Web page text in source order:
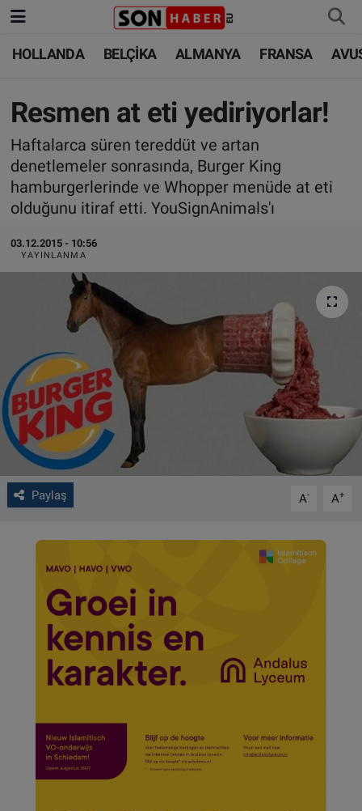
HOLLANDA BELÇİKA ALMANYA FRANSA
Resmen at eti yediriyorlar!
Haftalarca süren tereddüt ve artan
denetlemeler sonrasında, Burger King
hamburgerlerinde ve Whopper menüde at eti
olduğunu itiraf etti. YouSignAnimals'ı
03.12.2015 - 10:56
YAYINLANMA
Paylaş A- A+
HOLLANDA
BELÇİKA
ALMANYA
FRANSA
SAĞLIK - YAŞAM
BİLİM-TEKNOLOJİ
HOLLANDA
BELÇİKA
ALMANYA
TÜRKİYE
BİLİM-TEKNOLOJİ
SAĞLIK
FOTO GALERİ
VIDEO GALERİ
ALGEMENE VOORWAARDEN
CONTACT
Nöbetçi Eczaneler
Hava Durumu
Trafik Durumu
Süper Lig Puan Durumu ve Fikstür
Son Dakika Haberleri
Haber Arşivi